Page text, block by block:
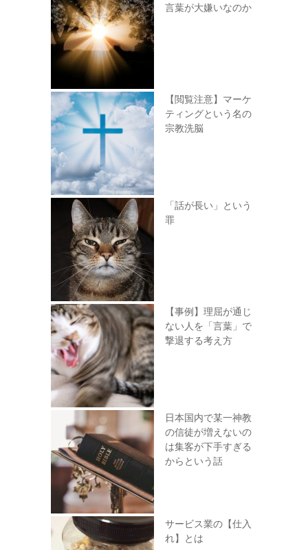
言葉が大嫌いなのか
【閲覧注意】マーケ
ティングという名の
宗教洗脳
「話が長い」という
罪
【事例】理屈が通じ
ない人を「言葉」で
撃退する考え方
日本国内で某一神教
の信徒が増えないの
は集客が下手すぎる
からという話
サービス業の【仕入
れ】とは